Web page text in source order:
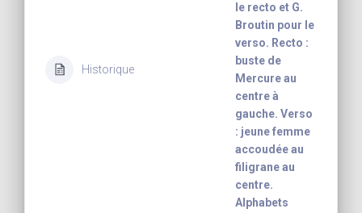
Historique
le recto et G.
Broutin pour le
verso. Recto :
buste de
Mercure au
centre à
gauche. Verso
: jeune femme
accoudée au
filigrane au
centre.
Alphabets